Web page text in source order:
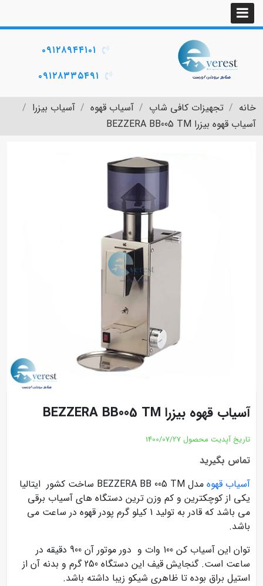
۰۹۱۲۸۹۴۴۱۰۱
۰۹۱۲۸۳۳۵۴۹۱
خانه تجهیزات کافی شاپ آسیاب قهوه
آسیاب بیزرا
آسیاب قهوه بیزرا BEZZERA BB005 TM
آسیاب قهوه بیزرا BEZZERA BB005 TM
تاریخ آپدیت محصول 1400/07/27
تماس بگیرید
آسیاب قهوه
مدل BEZZERA BB 005 TM ساخت کشور ایتالیا
یکی از کوچکترین و کم وزن ترین دستگاه های آسیاب برقی
می باشد که قادر به تولید 1 کیلو گرم پودر قهوه در ساعت می
باشد.
توان این آسیاب کن 100 وات و دور موتور آن 900 دقیقه در
ساعت است. گنجایش قیف این دستگاه 250 گرم و بدنه آن از
استیل براق بوده تا ظاهری شیکو زیبا داشته باشد.